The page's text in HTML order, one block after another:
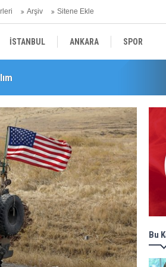
Arşiv Sitene Ekle
İSTANBUL ANKARA SPOR
Bu